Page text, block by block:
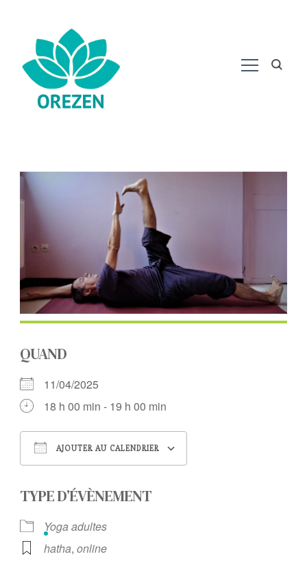
QUAND
11/04/2025
18 h 00 min - 19 h 00 min
AJOUTER AU CALENDRIER
TYPE D’ÉVÈNEMENT
Yoga adultes
hatha, online